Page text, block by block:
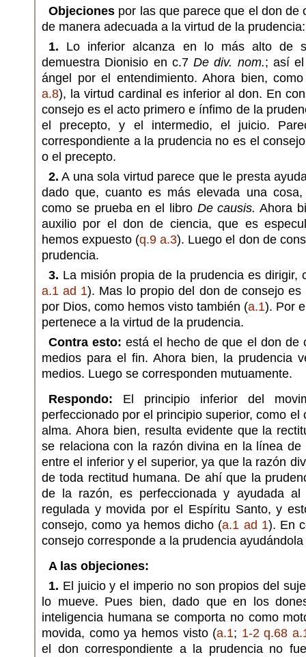
Objeciones por las que parece que el don de
de manera adecuada a la virtud de la prudencia:
1. Lo inferior alcanza en lo más alto de
demuestra Dionisio en c.7 De div. nom.; así
ángel por el entendimiento. Ahora bien,
a.8), la virtud cardinal es inferior al don. En
consejo es el acto primero e ínfimo de la
el precepto, y el intermedio, el juicio.
correspondiente a la prudencia no es el
o el precepto.
2. A una sola virtud parece que le presta
dado que, cuanto es más elevada una
como se prueba en el libro De causis. Ahora
auxilio por el don de ciencia, que es
hemos expuesto (q.9 a.3). Luego el don de
prudencia.
3. La misión propia de la prudencia es dirigir,
a.1 ad 1). Mas lo propio del don de consejo es
por Dios, como hemos visto también (a.1). Por
pertenece a la virtud de la prudencia.
Contra esto: está el hecho de que el don de
medios para el fin. Ahora bien, la prudencia
medios. Luego se corresponden mutuamente.
Respondo: El principio inferior del
perfeccionado por el principio superior, como el
alma. Ahora bien, resulta evidente que la
se relaciona con la razón divina en la línea de
entre el inferior y el superior, ya que la razón
de toda rectitud humana. De ahí que la
de la razón, es perfeccionada y ayudada
regulada y movida por el Espíritu Santo, y
consejo, como ya hemos dicho (a.1 ad 1). En
consejo corresponde a la prudencia
A las objeciones:
1. El juicio y el imperio no son propios del
lo mueve. Pues bien, dado que en los
inteligencia humana se comporta no como
movida, como ya hemos visto (a.1; 1-2 q.68
el don correspondiente a la prudencia no